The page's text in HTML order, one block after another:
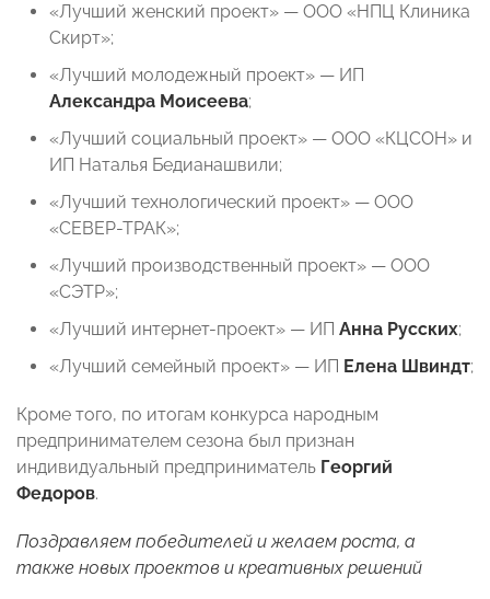
«Лучший женский проект» — ООО «НПЦ Клиника
Скирт»;
«Лучший молодежный проект» — ИП
Александра Моисеева;
«Лучший социальный проект» — ООО «КЦСОН» и
ИП Наталья Бедианашвили;
«Лучший технологический проект» — ООО
«СЕВЕР-ТРАК»;
«Лучший производственный проект» — ООО
«СЭТР»;
«Лучший интернет-проект» — ИП Анна Русских;
«Лучший семейный проект» — ИП Елена Швиндт;
Кроме того, по итогам конкурса народным
предпринимателем сезона был признан
индивидуальный предприниматель Георгий
Федоров.
Поздравляем победителей и желаем роста, а
также новых проектов и креативных решений